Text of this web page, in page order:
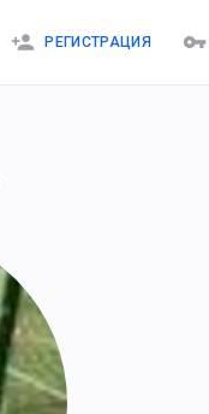
РЕГИСТРАЦИЯ